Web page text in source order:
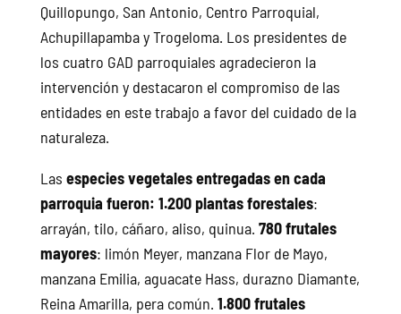
Quillopungo, San Antonio, Centro Parroquial,
Achupillapamba y Trogeloma. Los presidentes de
los cuatro GAD parroquiales agradecieron la
intervención y destacaron el compromiso de las
entidades en este trabajo a favor del cuidado de la
naturaleza.
Las especies vegetales entregadas en cada
parroquia fueron: 1.200 plantas forestales:
arrayán, tilo, cáñaro, aliso, quinua. 780 frutales
mayores: limón Meyer, manzana Flor de Mayo,
manzana Emilia, aguacate Hass, durazno Diamante,
Reina Amarilla, pera común. 1.800 frutales